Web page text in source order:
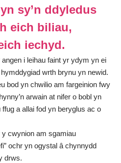
sy’n ddyledus
eich biliau,
iechyd.
i leihau faint yr ydym yn ei
wrth brynu yn newid.
bod yn chwilio am fargeinion fwy
arwain at nifer o bobl yn
a allai fod yn beryglus ac o
cwynion am sgamiau
ochr yn ogystal â chynnydd
drws.